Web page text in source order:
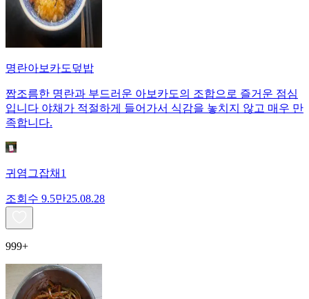
명란아보카도덮밥
짭조름한 명란과 부드러운 아보카도의 조합으로 즐거운 점심
입니다 야채가 적절하게 들어가서 식감을 놓치지 않고 매우 만
족합니다.
귀염그잡채1
조회수 9.5만25.08.28
999+